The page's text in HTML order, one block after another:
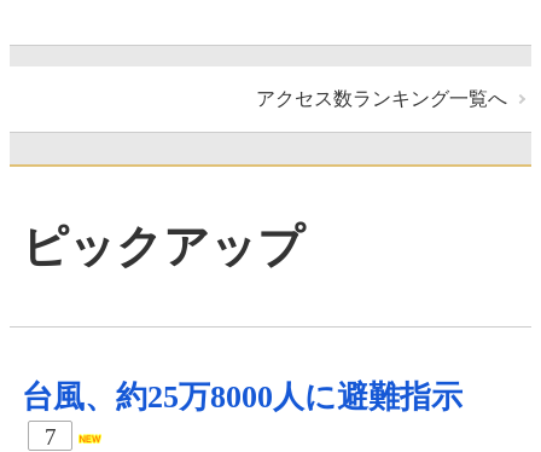
アクセス数ランキング一覧へ
ピックアップ
台風、約25万8000人に避難指示
7